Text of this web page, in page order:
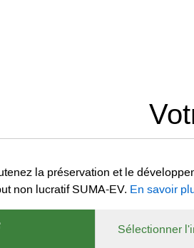
la préservation et le
non lucratif SUMA-EV. En savoir
Sélectionner